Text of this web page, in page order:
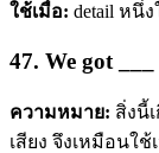
ใช้เมื่อ: detail หนึ่
47. We got
ความหมาย: สิ่งนี้
เสียง จึงเหมือนใ